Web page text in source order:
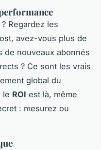
Regardez les
avez-vous plus de
de nouveaux abonnés
? Ce sont les vrais
global du
le ROI est là, même
: mesurez ou